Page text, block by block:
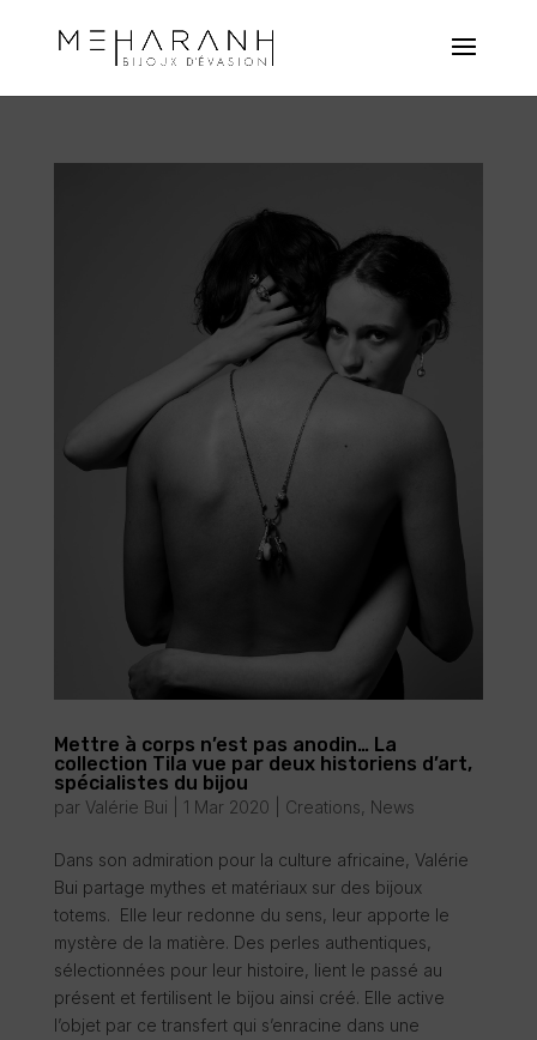
Mettre à corps n’est pas anodin… La
collection Tila vue par deux historiens d’art,
spécialistes du bijou
par Valérie Bui 1 Mar 2020 Creations, News
Dans son admiration pour la culture africaine, Valérie
Bui partage mythes et matériaux sur des bijoux
totems. Elle leur redonne du sens, leur apporte le
mystère de la matière. Des perles authentiques,
sélectionnées pour leur histoire, lient le passé au
présent et fertilisent le bijou ainsi créé. Elle active
l’objet par ce transfert qui s’enracine dans une